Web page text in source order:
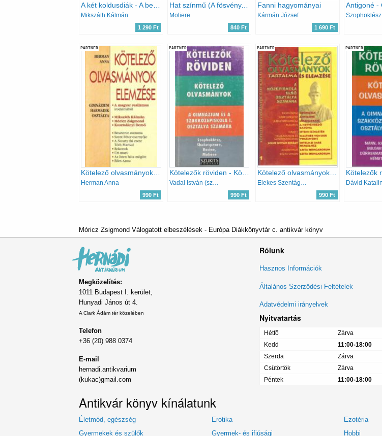
Mikszáth Kálmán
1 290 Ft
Hat színmű (A fösvény, Kényeskedők, Képzelt beteg, Tudós nők, Dandin György, Tartuffe)
Moliere
840 Ft
Fanni hagyományai
Kármán József
1 690 Ft
Szophoklész
PARTNER
Herman Anna
990 Ft
PARTNER
Kötelezők röviden - Kötelező olvasmányok - A gimnázium és a szakközépiskola I. osztálya számára
Vadai István (szerk.)
990 Ft
PARTNER
990 Ft
PARTNER
Móricz Zsigmond Válogatott elbeszélések - Európa Diákkönyvtár c. antikvár könyv
Megközelítés:
1011 Budapest I. kerület,
Hunyadi János út 4.
A Clark Ádám tér közelében
Telefon
+36 (20) 988 0374
E-mail
hernadi.antikvarium
(kukac)gmail.com
Rólunk
Lábléc
menü
Hasznos Információk
Általános Szerződési Feltételek
Adatvédelmi irányelvek
Nyitvatartás
Hétfő
Zárva
Kedd
11:00-18:00
Szerda
Zárva
Csütörtök
Zárva
Péntek
11:00-18:00
Antikvár könyv kínálatunk
Életmód, egészség Erotika Ezotéria
Gyermekek és szülők
Gyermek- és ifjúsági Hobbi